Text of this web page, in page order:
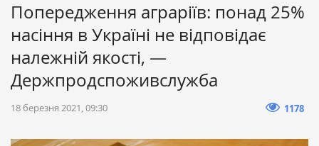
Попередження аграріїв: понад 25%
насіння в Україні не відповідає
належній якості, —
Держпродспоживслужба
18 березня 2021, 09:30 1178